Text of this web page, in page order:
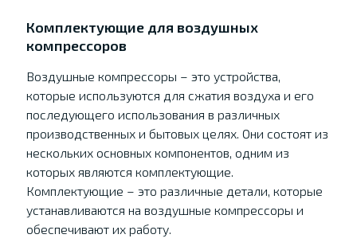
Комплектующие для воздушных
компрессоров
Воздушные компрессоры – это устройства,
которые используются для сжатия воздуха и его
последующего использования в различных
производственных и бытовых целях. Они состоят из
нескольких основных компонентов, одним из
которых являются комплектующие.
Комплектующие – это различные детали, которые
устанавливаются на воздушные компрессоры и
обеспечивают их работу.